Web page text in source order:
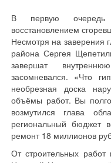
В первую очередь
восстановлением
Несмотря на заверения
района Сергея
завершат
засомневался. «Что
необрезная доска
объёмы работ. Вы
возмутился глава
региональный бюджет
ремонт 18 миллионов
От строительных